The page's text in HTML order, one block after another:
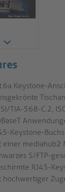
Keystone-
TIA-568-C.2,
Keystone-
einer mediahub2
S/FTP-
RJ45-
hochwertiger